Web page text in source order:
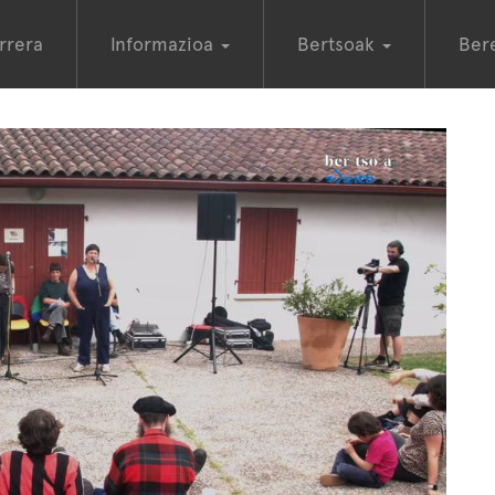
Informazioa Bertsoak